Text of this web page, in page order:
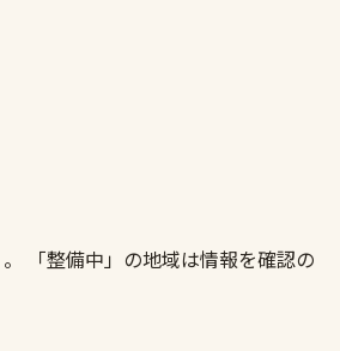
「整備中」の地域は情報を確認の